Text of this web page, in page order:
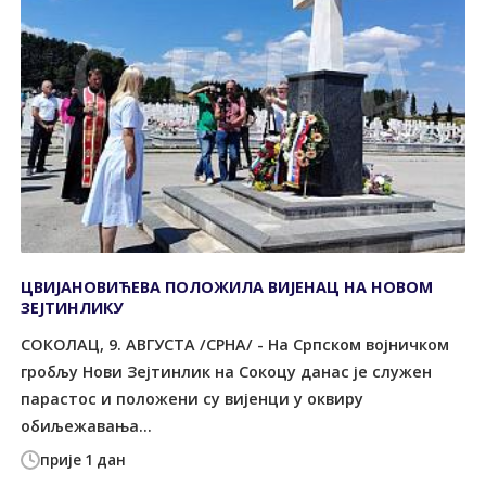
прије 1 дан
ЦВИЈАНОВИЋЕВА ПОЛОЖИЛА ВИЈЕНАЦ НА НОВОМ
ЗЕЈТИНЛИКУ
СОКОЛАЦ, 9. АВГУСТА /СРНА/ - На Српском војничком
гробљу Нови Зејтинлик на Сокоцу данас је служен
парастос и положени су вијенци у оквиру
обиљежавања...